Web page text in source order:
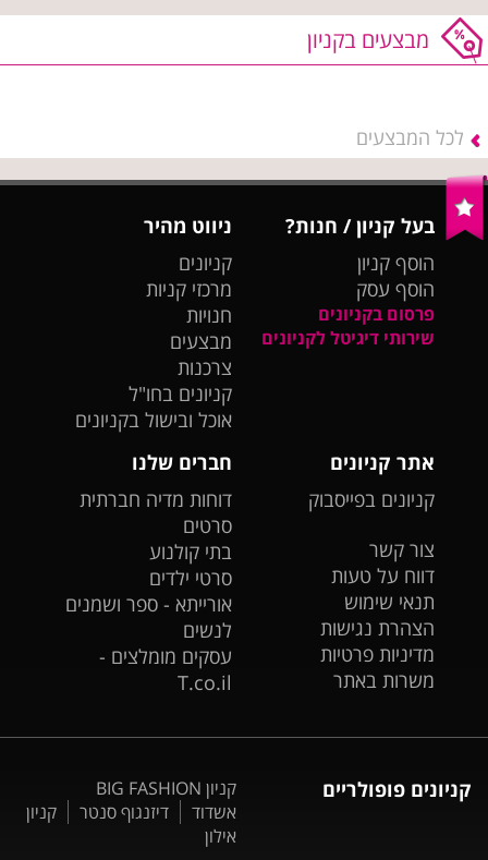
מבצעים בקניון
לכל המבצעים
בעל קניון / חנות?
הוסף קניון
הוסף עסק
פרסום בקניונים
שירותי דיגיטל לקניונים
ניווט מהיר
קניונים
מרכזי קניות
חנויות
מבצעים
צרכנות
קניונים בחו"ל
אוכל ובישול בקניונים
אתר קניונים
קניונים בפייסבוק
צור קשר
דווח על טעות
תנאי שימוש
הצהרת נגישות
מדיניות פרטיות
משרות באתר
חברים שלנו
דוחות מדיה חברתית
סרטים
בתי קולנוע
סרטי ילדים
אורייתא - ספר ושמנים
לנשים
עסקים מומלצים -
T.co.il
קניונים פופולריים
קניון BIG FASHION
אשדוד
דיזנגוף סנטר
קניון
אילון